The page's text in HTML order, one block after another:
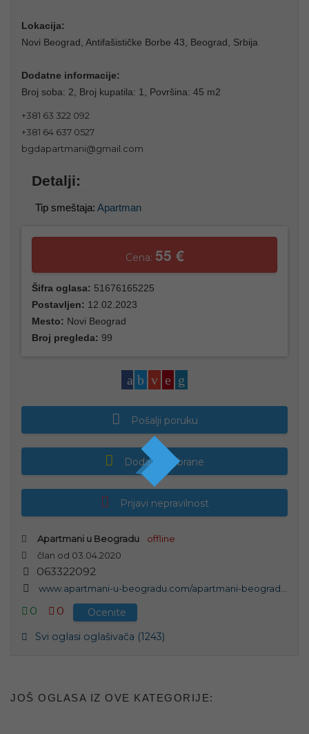
Lokacija:
Novi Beograd, Antifašističke Borbe 43, Beograd, Srbija
Dodatne informacije:
Broj soba: 2, Broj kupatila: 1, Površina: 45 m2
+381 63 322 092
+381 64 637 0527
bgdapartmani@gmail.com
Detalji:
Tip smeštaja: Apartman
Cena: 55 €
Šifra oglasa: 51676165225
Postavljen: 12.02.2023
Mesto: Novi Beograd
Broj pregleda: 99
Pošalji poruku
Dodaj u izabrane
Prijavi nepravilnost
Apartmani u Beogradu
offline
član od 03.04.2020
063322092
www.apartmani-u-beogradu.com/apartmani-beograd/dvosoban-apartman-aqua-2-beograd-novi-beograd
0 0
Ocenite
Svi oglasi oglašivača (1243)
JOŠ OGLASA IZ OVE KATEGORIJE: